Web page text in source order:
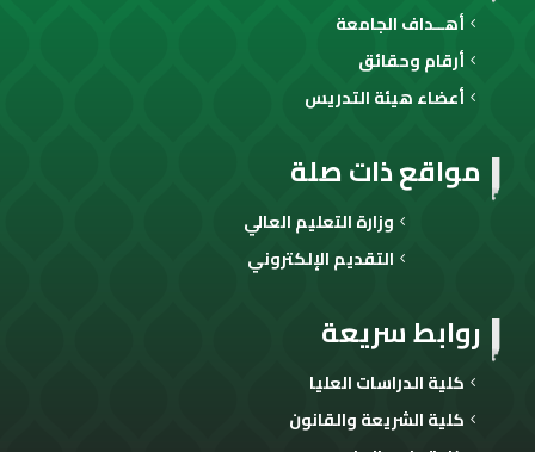
روابط سريعة
كلية الدراسات العليا
كلية الشريعة والقانون
مواقع ذات صلة
وزارة التعليم العالي
التقديم الإلكتروني
أهــداف الجامعة
أرقام وحقائق
أعضاء هيئة التدريس